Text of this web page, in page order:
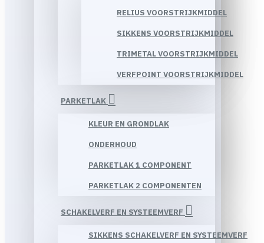
RELIUS VOORSTRIJKMIDDEL
SIKKENS VOORSTRIJKMIDDEL
TRIMETAL VOORSTRIJKMIDDEL
VERFPOINT VOORSTRIJKMIDDEL
PARKETLAK
KLEUR EN GRONDLAK
ONDERHOUD
PARKETLAK 1 COMPONENT
PARKETLAK 2 COMPONENTEN
SCHAKELVERF EN SYSTEEMVERF
SIKKENS SCHAKELVERF EN SYSTEEMVERF